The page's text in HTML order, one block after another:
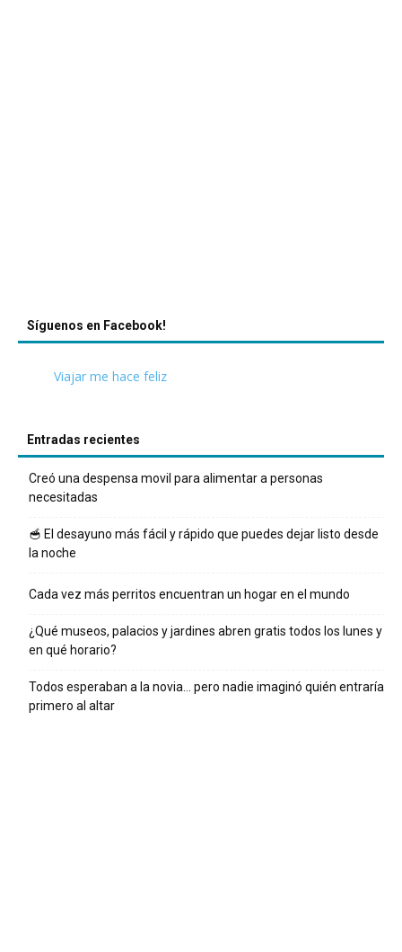
Síguenos en Facebook!
Viajar me hace feliz
Entradas recientes
Creó una despensa movil para alimentar a personas
necesitadas
🥣 El desayuno más fácil y rápido que puedes dejar listo desde
la noche
Cada vez más perritos encuentran un hogar en el mundo
¿Qué museos, palacios y jardines abren gratis todos los lunes y
en qué horario?
Todos esperaban a la novia… pero nadie imaginó quién entraría
primero al altar